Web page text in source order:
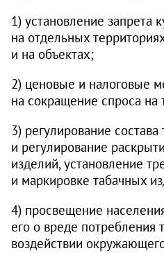
1) установление запрета
на отдельных
и на объектах;
2) ценовые и налоговые
на сокращение спроса на
3) регулирование
и регулирование
изделий, установление
и маркировке табачных
4) просвещение
его о вреде потребления
воздействии